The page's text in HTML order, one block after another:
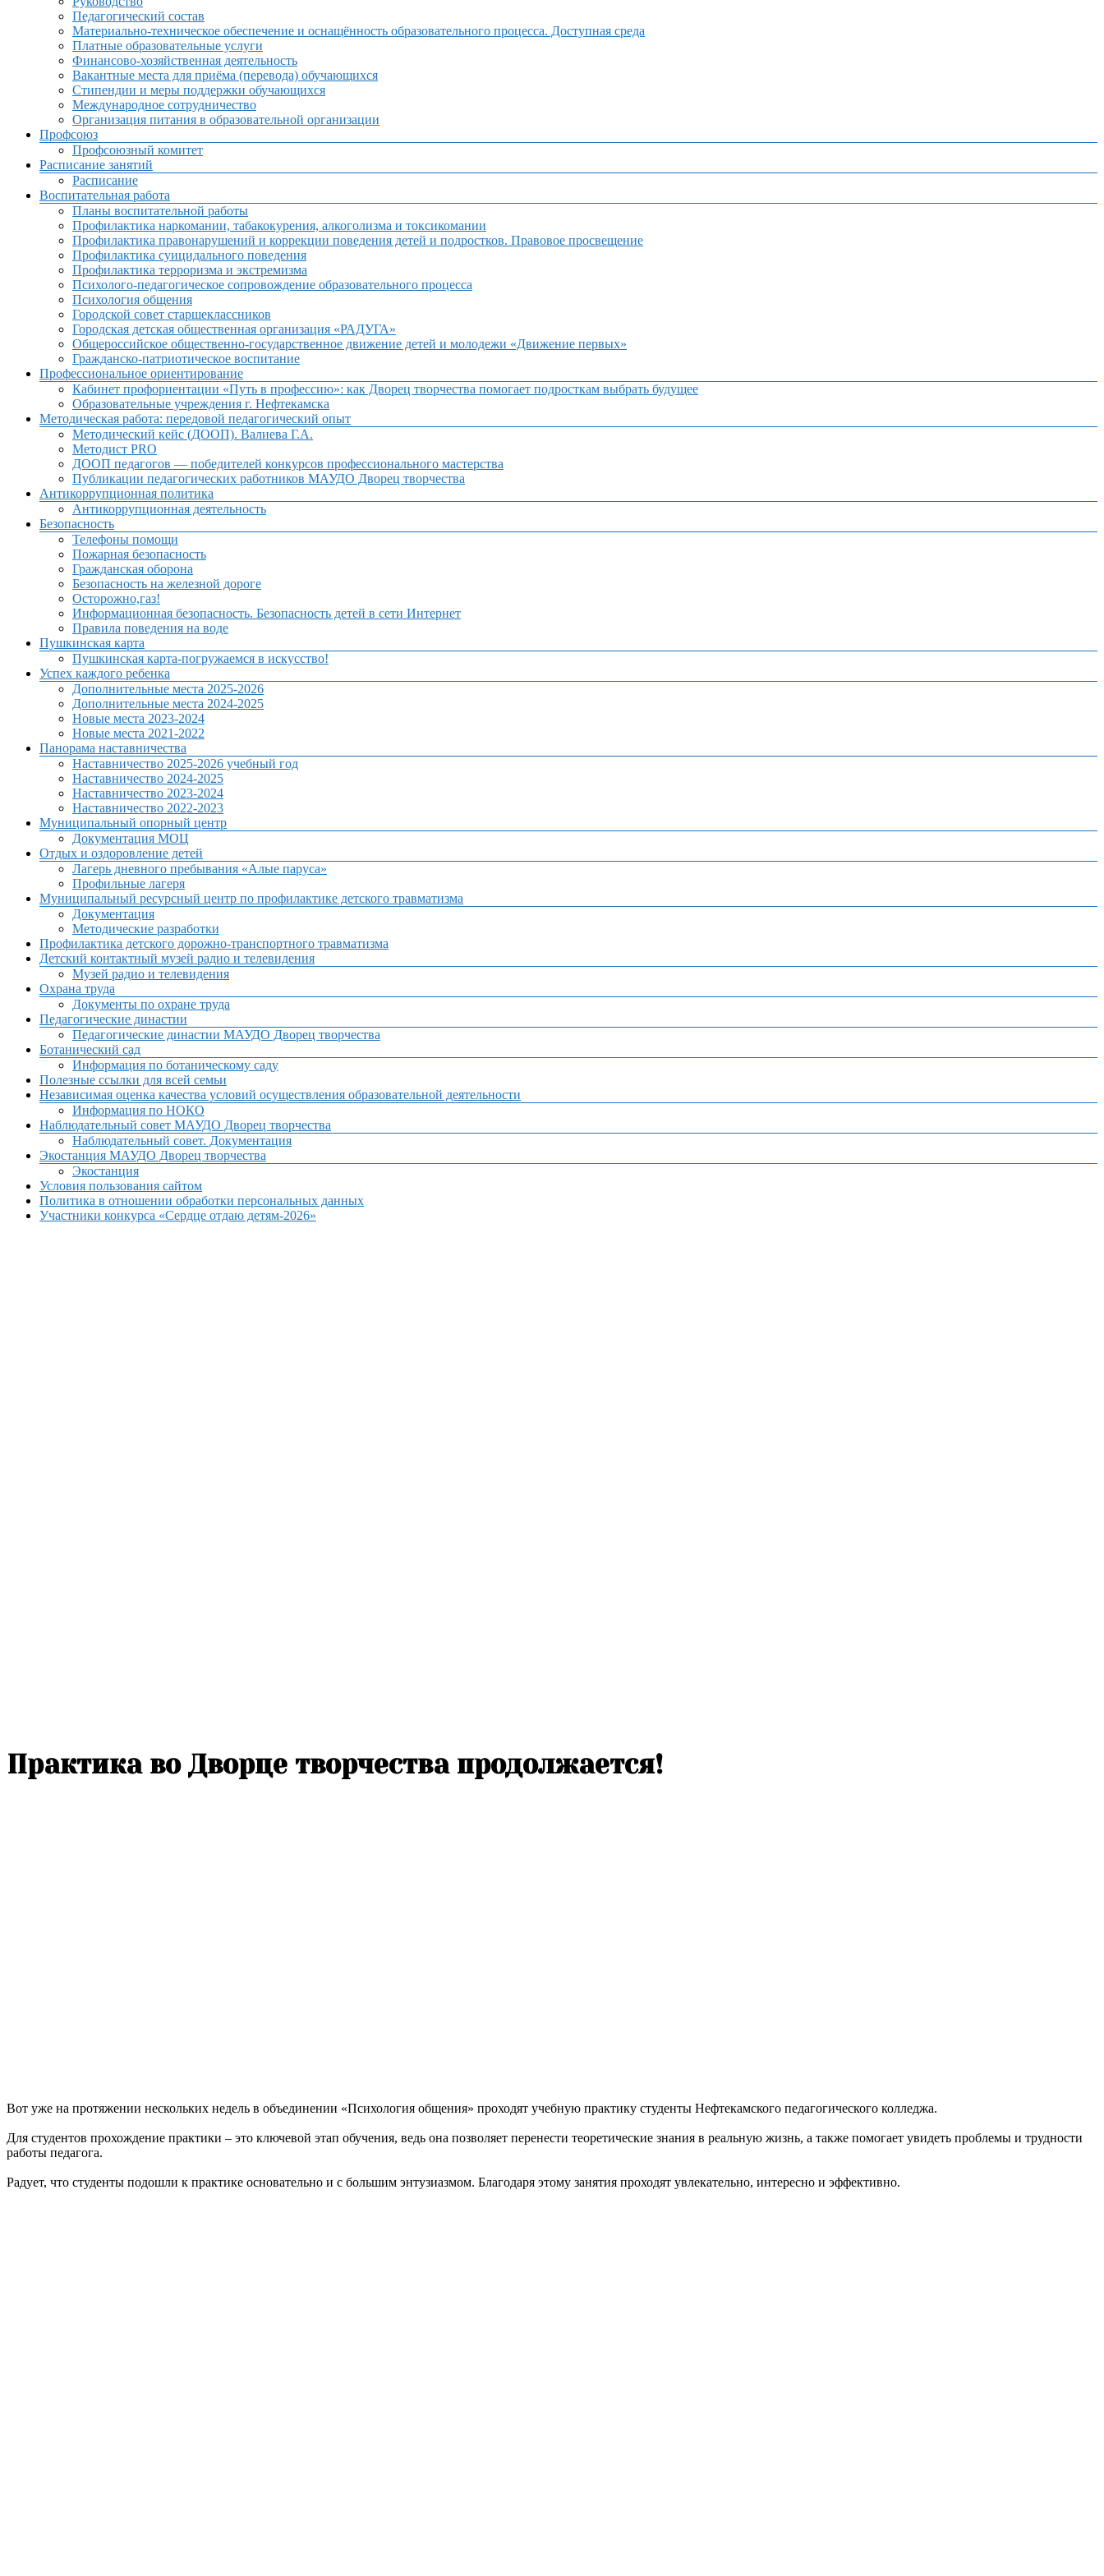
Педагогический состав
Материально-техническое обеспечение и оснащённость образовательного процесса. Доступная среда
Платные образовательные услуги
Финансово-хозяйственная деятельность
Вакантные места для приёма (перевода) обучающихся
Стипендии и меры поддержки обучающихся
Международное сотрудничество
Организация питания в образовательной организации
Профсоюз
Профсоюзный комитет
Расписание занятий
Расписание
Воспитательная работа
Планы воспитательной работы
Профилактика наркомании, табакокурения, алкоголизма и токсикомании
Профилактика правонарушений и коррекции поведения детей и подростков. Правовое просвещение
Профилактика суицидального поведения
Профилактика терроризма и экстремизма
Психолого-педагогическое сопровождение образовательного процесса
Психология общения
Городской совет старшеклассников
Городская детская общественная организация «РАДУГА»
Общероссийское общественно-государственное движение детей и молодежи «Движение первых»
Гражданско-патриотическое воспитание
Профессиональное ориентирование
Кабинет профориентации «Путь в профессию»: как Дворец творчества помогает подросткам выбрать будущее
Образовательные учреждения г. Нефтекамска
Методическая работа: передовой педагогический опыт
Методический кейс (ДООП). Валиева Г.А.
Методист PRO
ДООП педагогов — победителей конкурсов профессионального мастерства
Публикации педагогических работников МАУДО Дворец творчества
Антикоррупционная политика
Антикоррупционная деятельность
Безопасность
Телефоны помощи
Пожарная безопасность
Гражданская оборона
Безопасность на железной дороге
Осторожно,газ!
Информационная безопасность. Безопасность детей в сети Интернет
Правила поведения на воде
Пушкинская карта
Пушкинская карта-погружаемся в искусство!
Успех каждого ребенка
Дополнительные места 2025-2026
Дополнительные места 2024-2025
Новые места 2023-2024
Новые места 2021-2022
Панорама наставничества
Наставничество 2025-2026 учебный год
Наставничество 2024-2025
Наставничество 2023-2024
Наставничество 2022-2023
Муниципальный опорный центр
Документация МОЦ
Отдых и оздоровление детей
Лагерь дневного пребывания «Алые паруса»
Профильные лагеря
Муниципальный ресурсный центр по профилактике детского травматизма
Документация
Методические разработки
Профилактика детского дорожно-транспортного травматизма
Детский контактный музей радио и телевидения
Музей радио и телевидения
Охрана труда
Документы по охране труда
Педагогические династии
Педагогические династии МАУДО Дворец творчества
Ботанический сад
Информация по ботаническому саду
Полезные ссылки для всей семьи
Независимая оценка качества условий осуществления образовательной деятельности
Информация по НОКО
Наблюдательный совет МАУДО Дворец творчества
Наблюдательный совет. Документация
Экостанция МАУДО Дворец творчества
Экостанция
Условия пользования сайтом
Политика в отношении обработки персональных данных
Участники конкурса «Сердце отдаю детям-2026»
Практика во Дворце творчества продолжается!
Вот уже на протяжении нескольких недель в объединении «Психология общения» проходят учебную практику студенты Нефтекамского педагогического колледжа.
Для студентов прохождение практики – это ключевой этап обучения, ведь она позволяет перенести теоретические знания в реальную жизнь, а также помогает увидеть проблемы и трудности
работы педагога.
Радует, что студенты подошли к практике основательно и с большим энтузиазмом. Благодаря этому занятия проходят увлекательно, интересно и эффективно.